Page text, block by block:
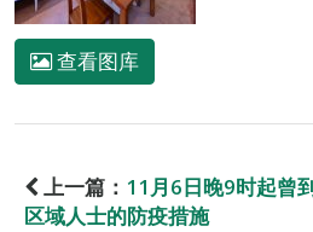
查看图库
上一篇： 11月6日晚9时起曾
区域人士的防疫措施